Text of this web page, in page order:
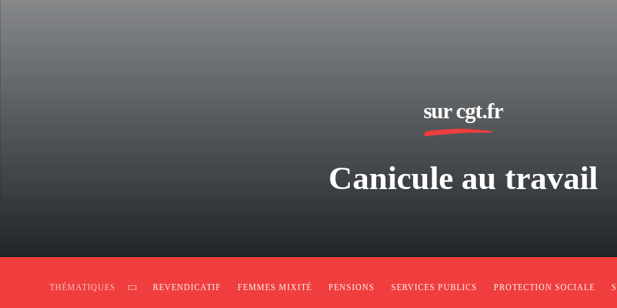
sur cgt.fr
Canicule au travail
THÉMATIQUES REVENDICATIF FEMMES MIXITÉ PENSIONS SERVICES PUBLICS PROTECTION SOCIALE